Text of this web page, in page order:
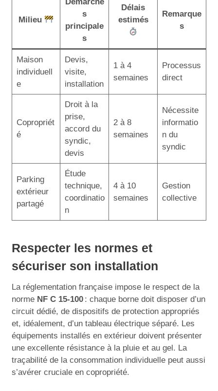
Milieu
s
principale
s
Délais
estimés
Remarque
s
Maison
individuell
e
Devis,
visite,
installation
1 à 4
semaines
Processus
direct
Copropriét
é
Droit à la
prise,
accord du
syndic,
devis
2 à 8
semaines
Nécessite
informatio
n du
syndic
Parking
extérieur
partagé
Étude
technique,
coordinatio
n
4 à 10
semaines
Gestion
collective
Respecter les normes et
sécuriser son installation
La réglementation française impose le respect de la
norme NF C 15-100 : chaque borne doit disposer d’un
circuit dédié, de dispositifs de protection appropriés
et, idéalement, d’un tableau électrique séparé. Les
équipements installés en extérieur doivent présenter
une excellente résistance à la pluie et au gel. La
traçabilité de la consommation individuelle peut aussi
s’avérer cruciale en copropriété.